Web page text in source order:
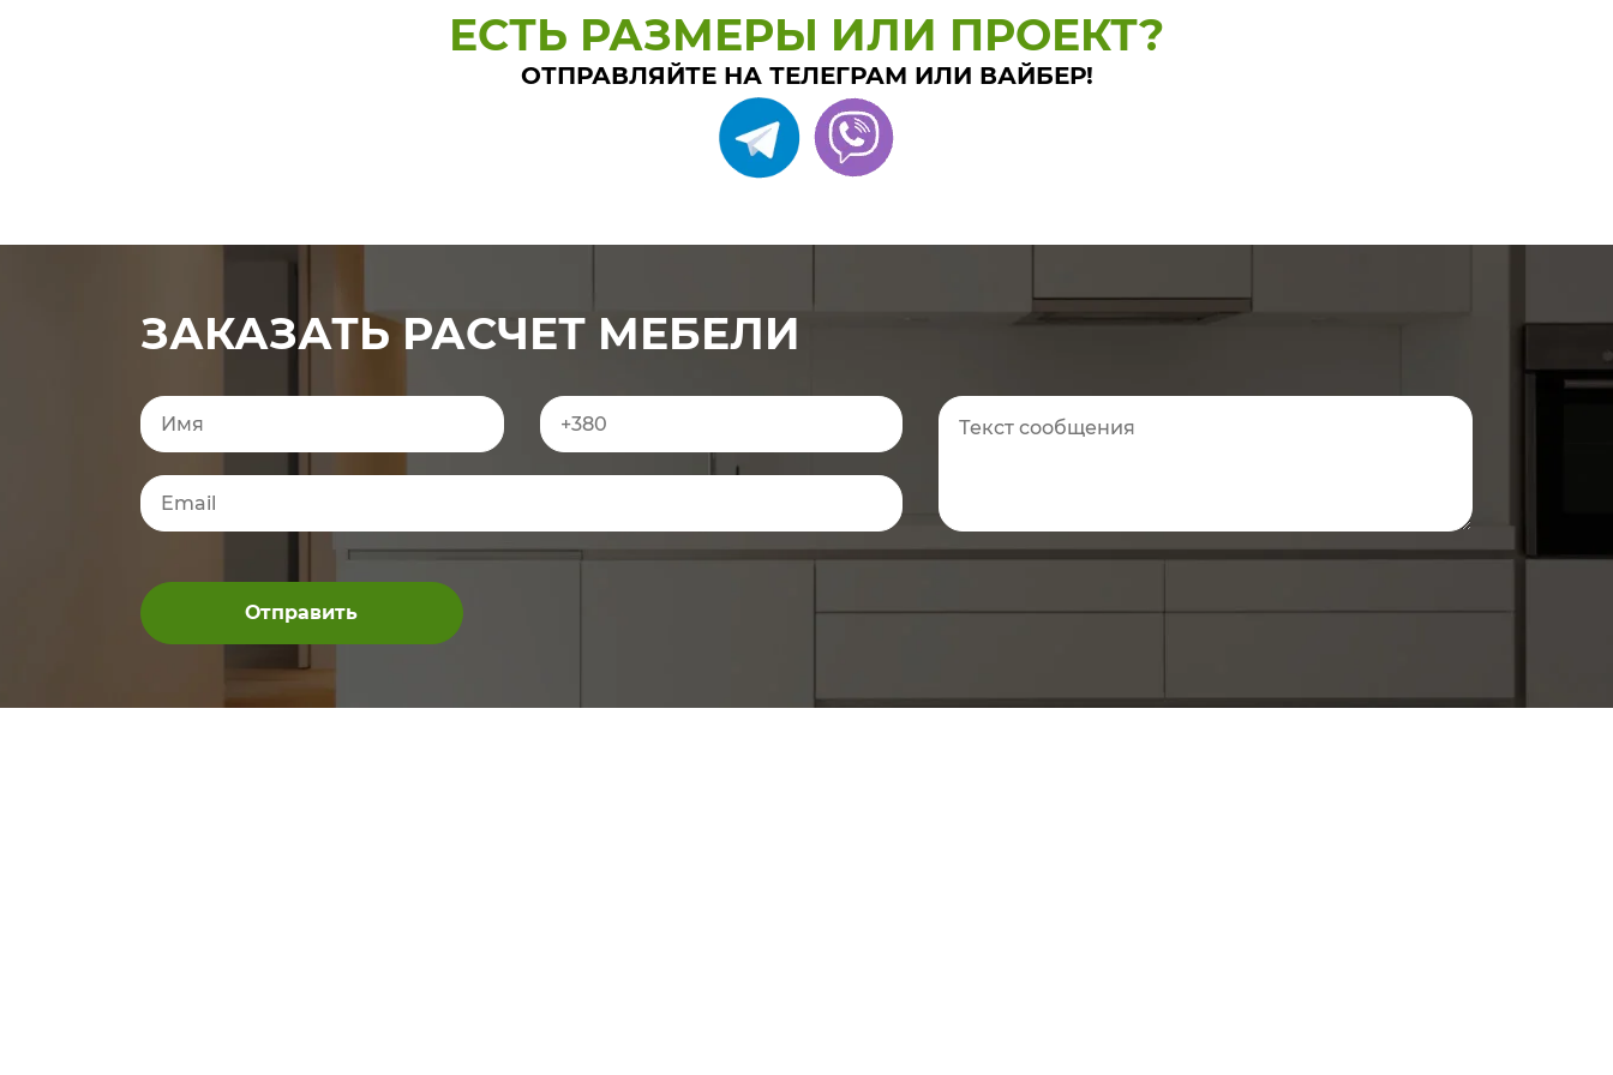
ЕСТЬ РАЗМЕРЫ ИЛИ ПРОЕКТ?
ОТПРАВЛЯЙТЕ НА ТЕЛЕГРАМ ИЛИ ВАЙБЕР!
ЗАКАЗАТЬ РАСЧЕТ МЕБЕЛИ